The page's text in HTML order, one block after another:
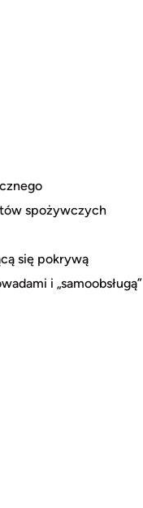
spożywczych
się pokrywą
i „samoobsługą”